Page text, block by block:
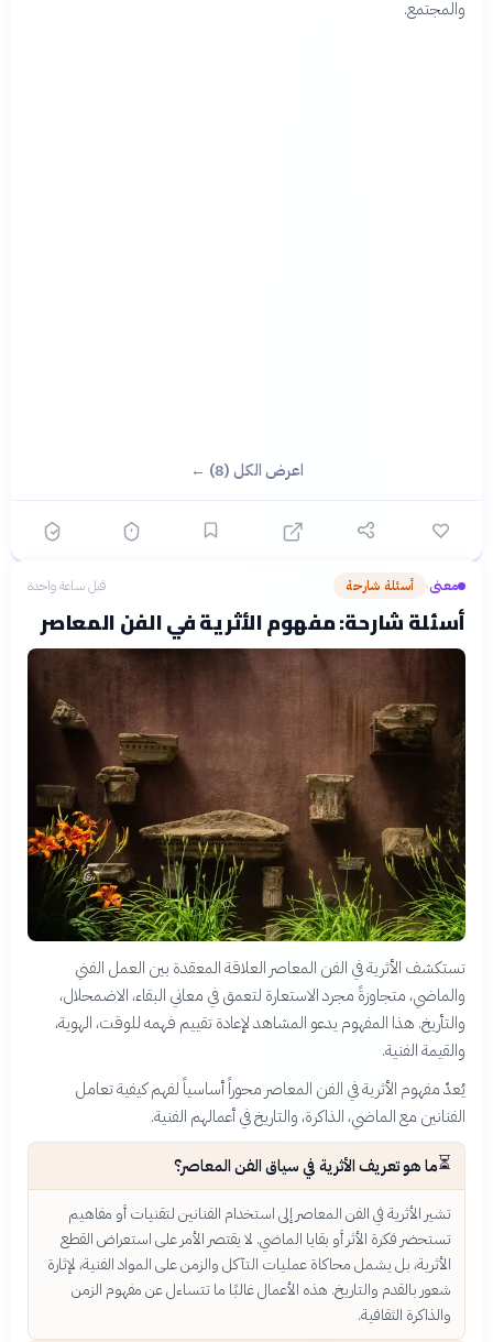
والمجتمع.
اعرض الكل (8) ←
معنى› أسئلة شارحة قبل ساعة واحدة
أسئلة شارحة: مفهوم الأثرية في الفن المعاصر
تستكشف الأثرية في الفن المعاصر العلاقة المعقدة بين العمل الفني
والماضي، متجاوزةً مجرد الاستعارة لتعمق في معاني البقاء، الاضمحلال،
والتأريخ. هذا المفهوم يدعو المشاهد لإعادة تقييم فهمه للوقت، الهوية،
والقيمة الفنية.
يُعدّ مفهوم الأثرية في الفن المعاصر محوراً أساسياً لفهم كيفية تعامل
الفنانين مع الماضي، الذاكرة، والتاريخ في أعمالهم الفنية.
⏳ما هو تعريف الأثرية في سياق الفن المعاصر؟
تشير الأثرية في الفن المعاصر إلى استخدام الفنانين لتقنيات أو مفاهيم
تستحضر فكرة الأثر أو بقايا الماضي. لا يقتصر الأمر على استعراض القطع
الأثرية، بل يشمل محاكاة عمليات التآكل والزمن على المواد الفنية، لإثارة
شعور بالقدم والتاريخ. هذه الأعمال غالبًا ما تتساءل عن مفهوم الزمن
والذاكرة الثقافية.